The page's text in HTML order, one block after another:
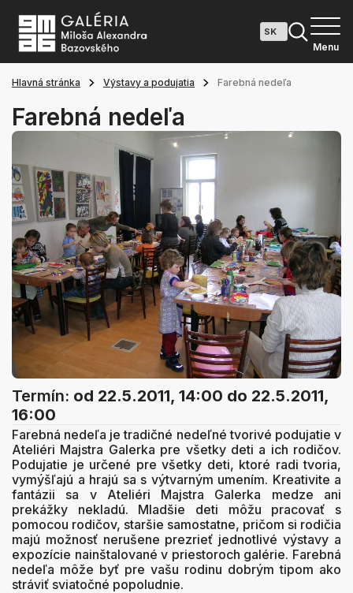
Menu
Hlavná stránka Výstavy a podujatia Farebná nedeľa
Farebná nedeľa
Termín: od 22.5.2011, 14:00 do 22.5.2011,
16:00
Farebná nedeľa je tradičné nedeľné tvorivé podujatie v
Ateliéri Majstra Galerka pre všetky deti a ich rodičov.
Podujatie je určené pre všetky deti, ktoré radi tvoria,
vymýšľajú a hrajú sa s výtvarným umením. Kreativite a
fantázii sa v Ateliéri Majstra Galerka medze ani
prekážky nekladú. Mladšie deti môžu pracovať s
pomocou rodičov, staršie samostatne, pričom si rodičia
majú možnosť nerušene prezrieť jednotlivé výstavy a
expozície nainštalované v priestoroch galérie. Farebná
nedeľa môže byť pre vašu rodinu dobrým tipom ako
stráviť sviatočné popoludnie.